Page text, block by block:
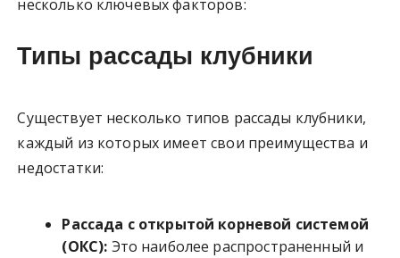
несколько ключевых факторов:
Типы рассады клубники
Существует несколько типов рассады клубники,
каждый из которых имеет свои преимущества и
недостатки:
Рассада с открытой корневой системой
(ОКС): Это наиболее распространенный и